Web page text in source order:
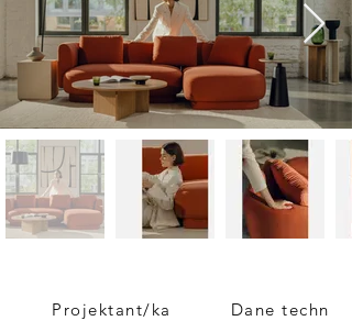
Projektant/ka Dane